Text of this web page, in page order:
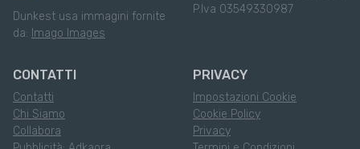
Dunkest usa immagini fornite
da: Imago Images
P.Iva 03549330987
CONTATTI
Contatti
Chi Siamo
Collabora
PRIVACY
Impostazioni Cookie
Cookie Policy
Privacy